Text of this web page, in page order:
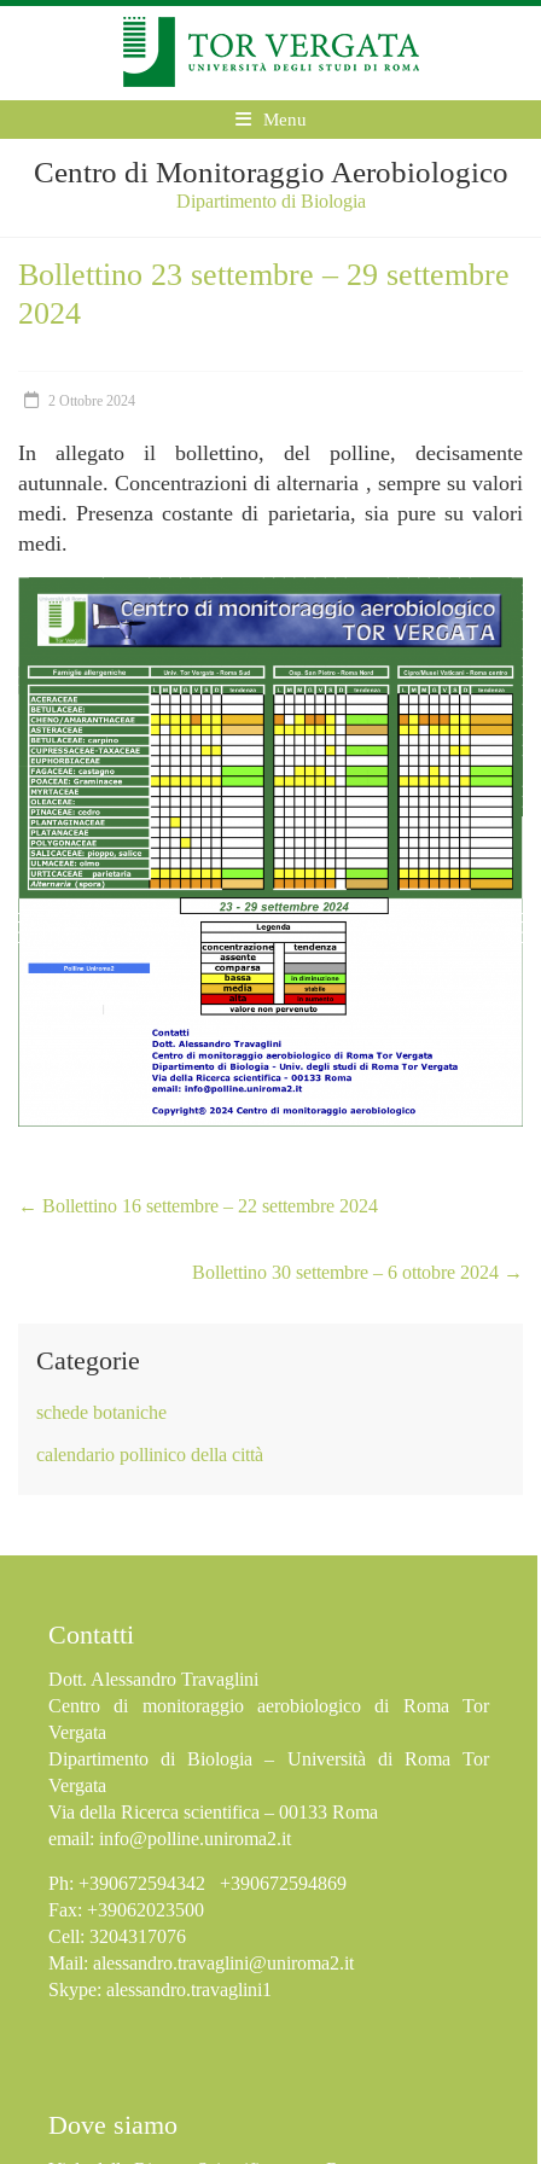
Menu
Centro di Monitoraggio Aerobiologico
Dipartimento di Biologia
Bollettino 23 settembre – 29 settembre
2024
2 Ottobre 2024
In allegato il bollettino, del polline, decisamente
autunnale. Concentrazioni di alternaria , sempre su valori
medi. Presenza costante di parietaria, sia pure su valori
medi.
← Bollettino 16 settembre – 22 settembre 2024
Bollettino 30 settembre – 6 ottobre 2024 →
Categorie
schede botaniche
calendario pollinico della città
Contatti
Dott. Alessandro Travaglini
Centro di monitoraggio aerobiologico di Roma Tor
Vergata
Dipartimento di Biologia – Università di Roma Tor
Vergata
Via della Ricerca scientifica – 00133 Roma
email: info@polline.uniroma2.it
Ph: +390672594342 +390672594869
Fax: +39062023500
Cell: 3204317076
Mail: alessandro.travaglini@uniroma2.it
Skype: alessandro.travaglini1
Dove siamo